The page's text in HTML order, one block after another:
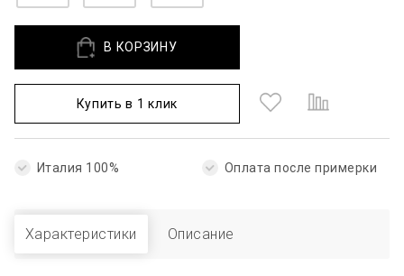
В КОРЗИНУ
Купить в 1 клик
Италия 100% Оплата после примерки
Характеристики Описание